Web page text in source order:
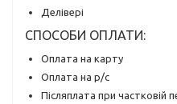
Делівері
СПОСОБИ ОПЛАТИ:
Оплата на карту
Оплата на р/с
Післяплата при частковій